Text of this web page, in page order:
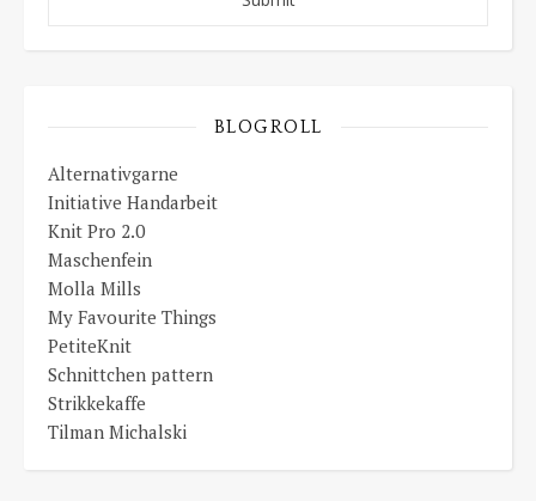
BLOGROLL
Alternativgarne
Initiative Handarbeit
Knit Pro 2.0
Maschenfein
Molla Mills
My Favourite Things
PetiteKnit
Schnittchen pattern
Strikkekaffe
Tilman Michalski